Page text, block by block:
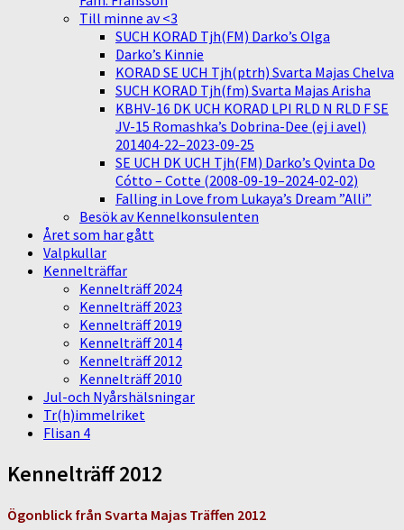
Till minne av <3
SUCH KORAD Tjh(FM) Darko’s Olga
Darko’s Kinnie
KORAD SE UCH Tjh(ptrh) Svarta Majas Chelva
SUCH KORAD Tjh(fm) Svarta Majas Arisha
KBHV-16 DK UCH KORAD LPI RLD N RLD F SE
JV-15 Romashka’s Dobrina-Dee (ej i avel)
201404-22–2023-09-25
SE UCH DK UCH Tjh(FM) Darko’s Qvinta Do
Cótto – Cotte (2008-09-19–2024-02-02)
Falling in Love from Lukaya’s Dream ”Alli”
Besök av Kennelkonsulenten
Året som har gått
Valpkullar
Kennelträffar
Kennelträff 2024
Kennelträff 2023
Kennelträff 2019
Kennelträff 2014
Kennelträff 2012
Kennelträff 2010
Jul-och Nyårshälsningar
Tr(h)immelriket
Flisan 4
Kennelträff 2012
Ögonblick från Svarta Majas Träffen 2012